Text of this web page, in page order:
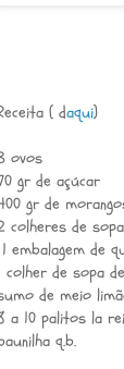
( daqui)
ovos
gr de açúcar
gr de
colheres de
1 embalagem de
colher de sopa
de meio
a 10 palitos la
q.b.